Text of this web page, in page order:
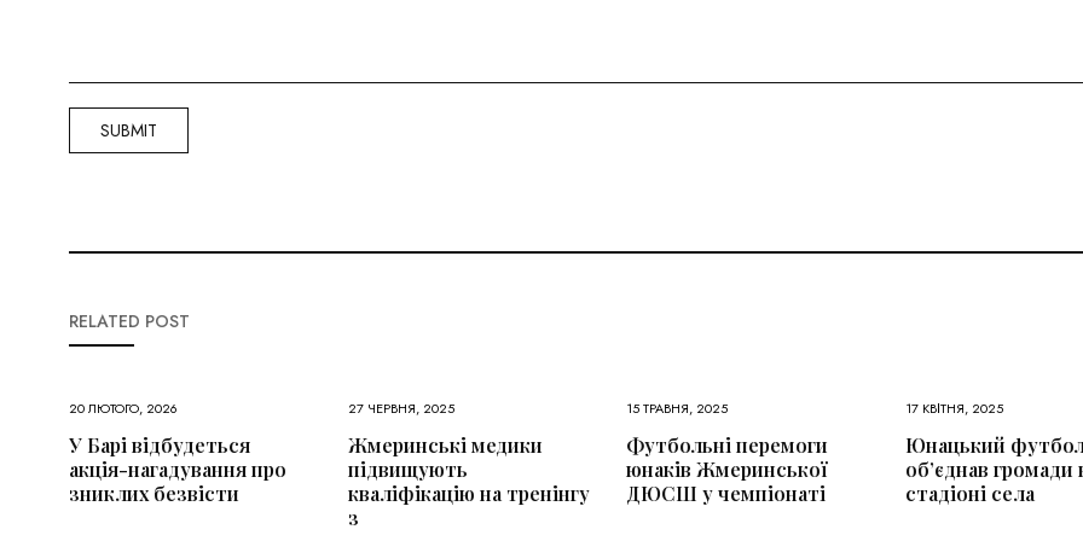
RELATED POST
20 ЛЮТОГО, 2026
У Барі відбудеться
акція-нагадування про
зниклих безвісти
27 ЧЕРВНЯ, 2025
Жмеринські медики
підвищують
кваліфікацію на тренінгу
з
15 ТРАВНЯ, 2025
Футбольні перемоги
юнаків Жмеринської
ДЮСШ у чемпіонаті
17 КВІТНЯ, 2025
Юнацький
об’єднав громади
стадіоні села